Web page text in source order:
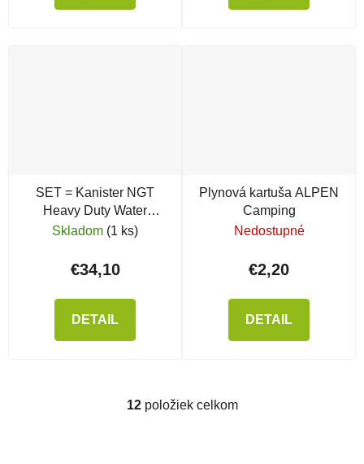
SET = Kanister NGT
Heavy Duty Water
Carrrier + automatická
Skladom (1 ks)
€34,10
DETAIL
Plynová kartuša ALPEN
Camping
Nedostupné
€2,20
DETAIL
Ovládacie prvky výpisu
12položiek celkom